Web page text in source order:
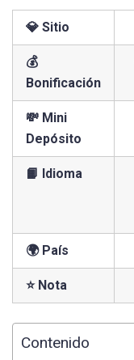
💎 Sitio
💰
Bonificación
💸 Mini
Depósito
📙 Idioma
🌍 País
⭐ Nota
Contenido